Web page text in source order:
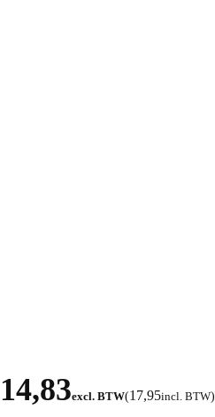
14,83excl. BTW(17,95incl. BTW)